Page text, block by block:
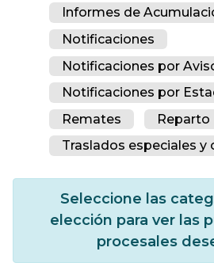
Informes de
Notificaciones
Notificaciones por
Notificaciones por
Remates
Reparto
Traslados especiales y
Seleccione las
elección para ver las
procesales